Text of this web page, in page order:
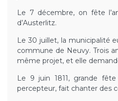
Le 7 décembre, on fête
d’Austerlitz.
Le 30 juillet, la municipalité
commune de Neuvy. Trois
même projet, et elle
Le 9 juin 1811, grande
percepteur, fait chanter des